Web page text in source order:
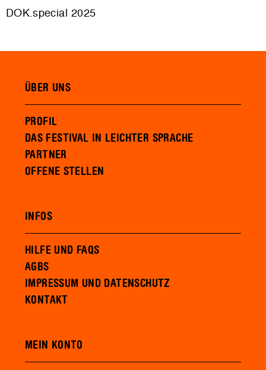
DOK.special 2025
ÜBER UNS
PROFIL
DAS FESTIVAL IN LEICHTER SPRACHE
PARTNER
OFFENE STELLEN
INFOS
HILFE UND FAQS
AGBS
IMPRESSUM UND DATENSCHUTZ
KONTAKT
MEIN KONTO